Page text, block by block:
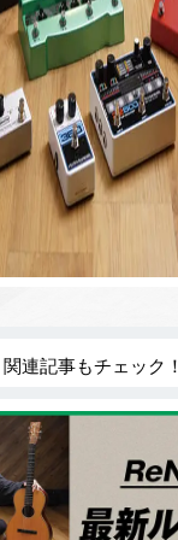
関連記事もチェック！